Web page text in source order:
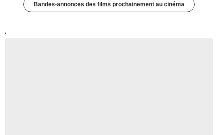
Bandes-annonces des films prochainement au cinéma
'